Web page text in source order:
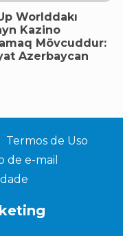
Worlddakı
Kazino
Mövcuddur:
Azerbaycan
Termos de Uso
de e-mail